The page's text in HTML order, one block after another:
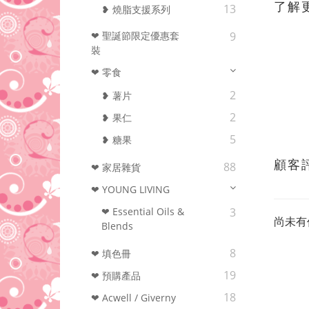
❥ 燒脂支援系列 13
❤ 聖誕節限定優惠套
裝
9
❤ 零食
❥ 薯片
2
❥ 果仁 2
❥ 糖果 5
❤ 家居雜貨 88
❤ YOUNG LIVING
❤ Essential Oils &
Blends
3
❤ 填色冊 8
❤ 預購產品 19
❤ Acwell / Giverny 18
了解
顧客
尚未